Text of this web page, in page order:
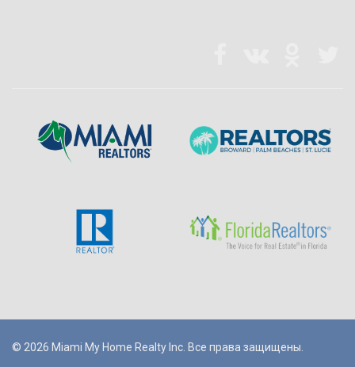
© 2026 Miami My Home Realty Inc. Все права защищены.